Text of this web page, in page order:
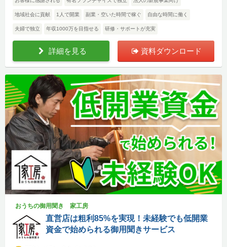
地域社会に貢献 1人で開業 副業・空いた時間で稼ぐ 自由な時間に働く
夫婦で独立 年収1000万を目指せる 研修・サポートが充実
詳細を見る 資料ダウンロード
おうちの御用聞き 家工房
直営店は粗利85%を実現！未経験でも低開業
資金で始められる御用聞きサービス